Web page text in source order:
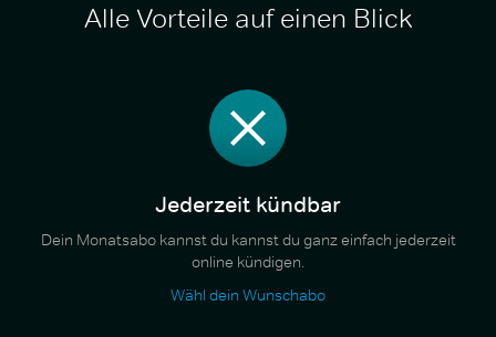
Alle Vorteile auf einen Blick
Jederzeit kündbar
Dein Monatsabo kannst du kannst du ganz einfach jederzeit
online kündigen.
Wähl dein Wunschabo